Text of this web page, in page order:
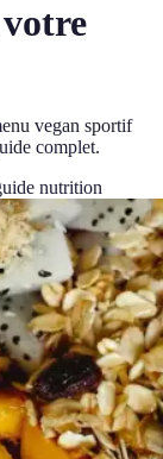
vegan sportif
complet.
nutrition